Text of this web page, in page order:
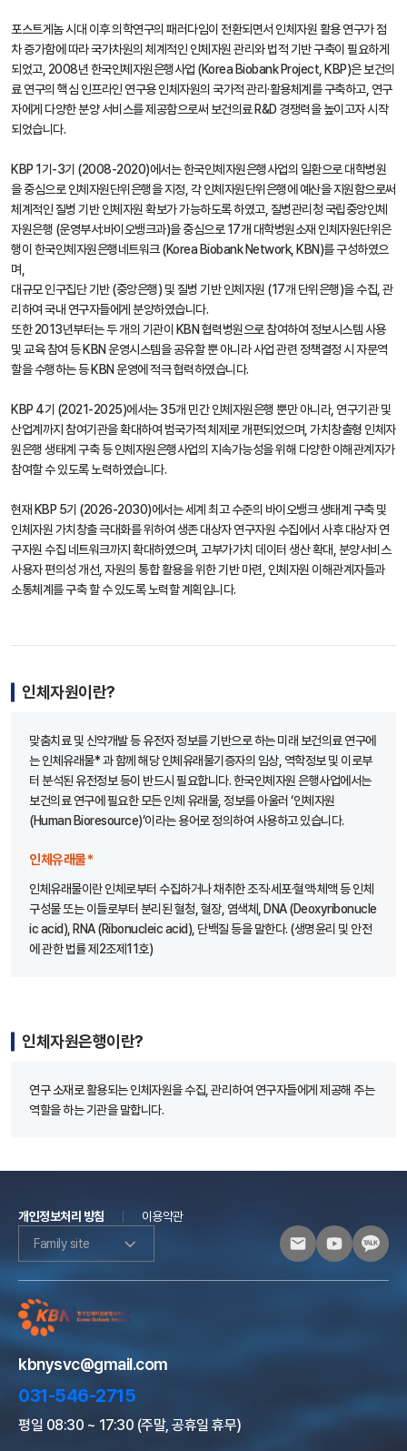
포스트게놈 시대 이후 의학연구의 패러다임이 전환되면서 인체자원 활용 연구가 점
차 증가함에 따라 국가차원의 체계적인 인체자원 관리와 법적 기반 구축이 필요하게
되었고, 2008년 한국인체자원은행사업 (Korea Biobank Project, KBP)은 보건의
료 연구의 핵심 인프라인 연구용 인체자원의 국가적 관리·활용체계를 구축하고, 연구
자에게 다양한 분양 서비스를 제공함으로써 보건의료 R&D 경쟁력을 높이고자 시작
되었습니다.
KBP 1기-3기 (2008-2020)에서는 한국인체자원은행사업의 일환으로 대학병원
을 중심으로 인체자원단위은행을 지정, 각 인체자원단위은행에 예산을 지원함으로써
체계적인 질병 기반 인체자원 확보가 가능하도록 하였고, 질병관리청 국립중앙인체
자원은행 (운영부서:바이오뱅크과)을 중심으로 17개 대학병원소재 인체자원단위은
행이 한국인체자원은행네트워크 (Korea Biobank Network, KBN)를 구성하였으
며,
대규모 인구집단 기반 (중앙은행) 및 질병 기반 인체자원 (17개 단위은행)을 수집, 관
리하여 국내 연구자들에게 분양하였습니다.
또한 2013년부터는 두 개의 기관이 KBN 협력병원으로 참여하여 정보시스템 사용
및 교육 참여 등 KBN 운영시스템을 공유할 뿐 아니라 사업 관련 정책결정 시 자문역
할을 수행하는 등 KBN 운영에 적극 협력하였습니다.
KBP 4기 (2021-2025)에서는 35개 민간 인체자원은행 뿐만 아니라, 연구기관 및
산업계까지 참여기관을 확대하여 범국가적 체제로 개편되었으며, 가치창출형 인체자
원은행 생태계 구축 등 인체자원은행사업의 지속가능성을 위해 다양한 이해관계자가
참여할 수 있도록 노력하였습니다.
현재 KBP 5기 (2026-2030)에서는 세계 최고 수준의 바이오뱅크 생태계 구축 및
인체자원 가치창출 극대화를 위하여 생존 대상자 연구자원 수집에서 사후 대상자 연
구자원 수집 네트워크까지 확대하였으며, 고부가가치 데이터 생산 확대, 분양서비스
사용자 편의성 개선, 자원의 통합 활용을 위한 기반 마련, 인체자원 이해관계자들과
소통체계를 구축 할 수 있도록 노력할 계획입니다.
인체자원이란?
맞춤치료 및 신약개발 등 유전자 정보를 기반으로 하는 미래 보건의료 연구에
는 인체유래물* 과 함께 해당 인체유래물기증자의 임상, 역학정보 및 이로부
터 분석된 유전정보 등이 반드시 필요합니다. 한국인체자원 은행사업에서는
보건의료 연구에 필요한 모든 인체 유래물, 정보를 아울러 ‘인체자원
(Human Bioresource)’이라는 용어로 정의하여 사용하고 있습니다.
인체유래물*
인체유래물이란 인체로부터 수집하거나 채취한 조직·세포·혈액·체액 등 인체
구성물 또는 이들로부터 분리된 혈청, 혈장, 염색체, DNA (Deoxyribonucle
ic acid), RNA (Ribonucleic acid), 단백질 등을 말한다. (생명윤리 및 안전
에 관한 법률 제2조제11호)
인체자원은행이란?
연구 소재로 활용되는 인체자원을 수집, 관리하여 연구자들에게 제공해 주는
역할을 하는 기관을 말합니다.
개인정보처리 방침
이용약관
Family site
kbnysvc@gmail.com
031-546-2715
평일 08:30 ~ 17:30 (주말, 공휴일 휴무)